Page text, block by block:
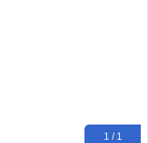
1 / 1